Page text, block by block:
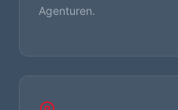
Agenturen.